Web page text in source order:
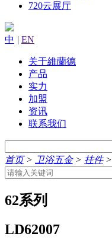
720云展厅
中 | EN
关于維蘭德
产品
实力
加盟
资讯
联系我们
首页> 卫浴五金> 挂件>
62系列
LD62007